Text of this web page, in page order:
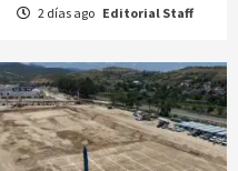
2 días ago Editorial Staff